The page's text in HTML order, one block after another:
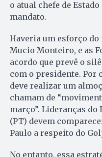
o atual chefe de
mandato.
Haveria um esforço do
Mucio Monteiro, e as
acordo que prevê o
com o presidente. Por
deve realizar um
chamam de
março”. Lideranças
(PT) devem
Paulo a respeito do
No entanto, essa